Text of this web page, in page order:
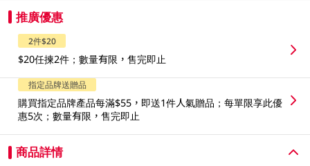
推廣優惠
2件$20
$20任揀2件；數量有限，售完即止
指定品牌送贈品
購買指定品牌產品每滿$55，即送1件人氣贈品；每單限享此優
惠5次；數量有限，售完即止
商品詳情